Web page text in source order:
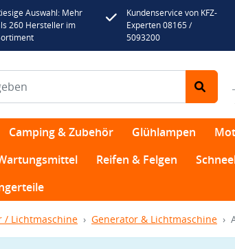
Auswahl: Mehr
260 Hersteller im
Kundenservice von KFZ-
Experten 08165 /
5093200
Camping & Zubehör Glühlampen
Reifen & Felgen
/ Lichtmaschine Generator & Lichtmaschine